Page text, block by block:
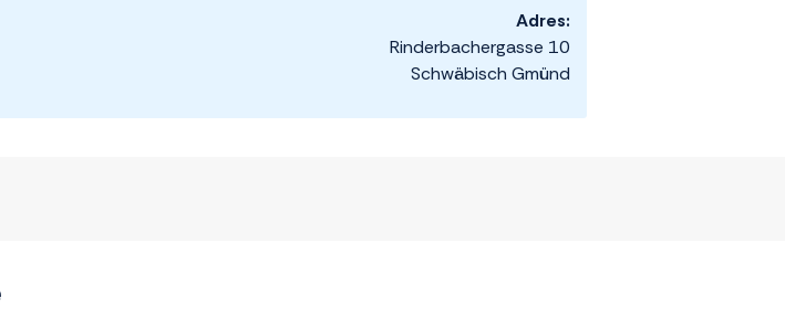
Adres:
Rinderbachergasse 10
Schwäbisch Gmünd